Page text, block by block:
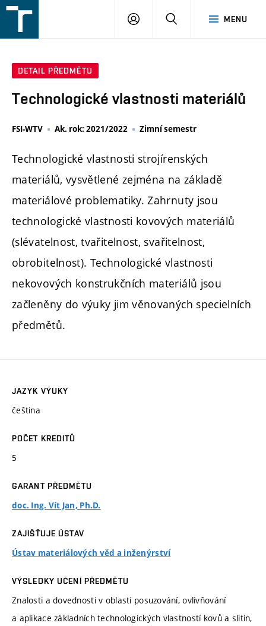
v
MENU
PŘIHLÁŠENÍ
DETAIL PŘEDMĚTU
Technologické vlastnosti materiálů
FSI-WTV Ak. rok: 2021/2022 Zimní semestr
Technologické vlastnosti strojírenských
materiálů, vysvětlené zejména na základě
materiálové problematiky. Zahrnuty jsou
technologické vlastnosti kovových materiálů
(slévatelnost, tvařitelnost, svařitelnost,
obrobitelnost). Technologické vlastnosti
nekovových konstrukčních materiálů jsou
začleněny do výuky jim věnovaných specielních
předmětů.
JAZYK VÝUKY
čeština
POČET KREDITŮ
5
GARANT PŘEDMĚTU
doc. Ing. Vít Jan, Ph.D.
ZAJIŠŤUJE ÚSTAV
Ústav materiálových věd a inženýrství
VÝSLEDKY UČENÍ PŘEDMĚTU
Znalosti a dovednosti v oblasti posuzování, ovlivňování
a aplikace základních technologických vlastností kovů a slitin,